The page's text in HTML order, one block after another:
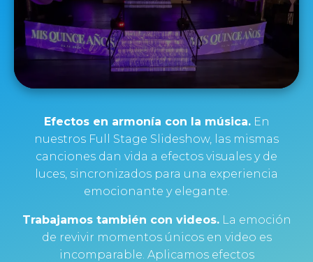
Efectos en armonía con la música.En
nuestros Full Stage Slideshow, las mismas
canciones dan vida a efectos visuales y de
luces, sincronizados para una experiencia
emocionante y elegante.
Trabajamos también con videos.La emoción
de revivir momentos únicos en video es
incomparable. Aplicamos efectos